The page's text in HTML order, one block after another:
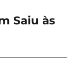
Saiu às